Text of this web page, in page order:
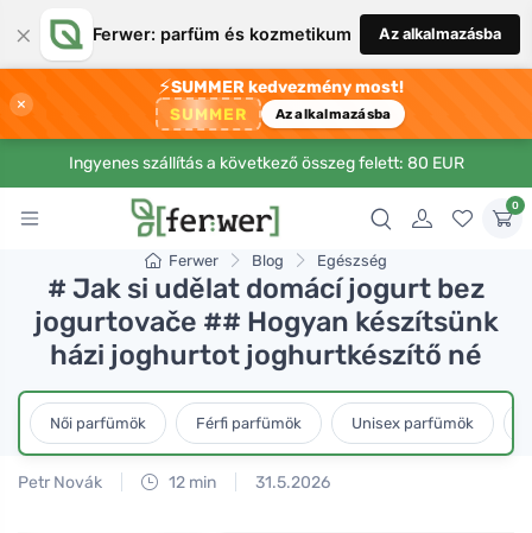
× Ferwer: parfüm és kozmetikum Az alkalmazásba
×
⚡SUMMER kedvezmény most!
SUMMER Az alkalmazásba
Ingyenes szállítás a következő összeg felett: 80 EUR
0
Ferwer Blog Egészség
# Jak si udělat domácí jogurt bez
jogurtovače ## Hogyan készítsünk
házi joghurtot joghurtkészítő né
Női parfümök Férfi parfümök Unisex parfümök
Petr Novák 12 min 31.5.2026